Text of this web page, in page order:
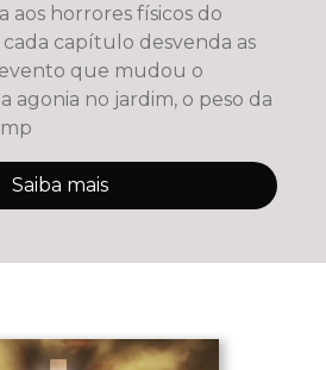
aos horrores físicos do
capítulo desvenda as
que mudou o
agonia no jardim, o peso da
Saiba mais